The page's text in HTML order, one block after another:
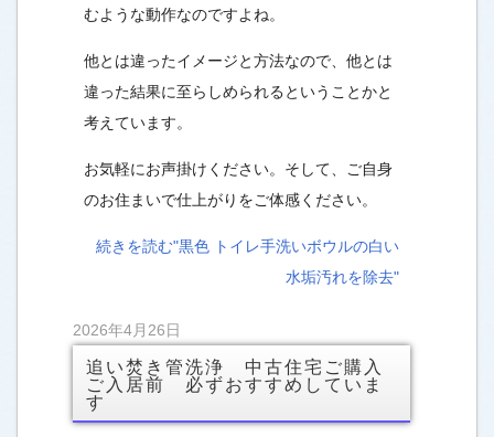
むような動作なのですよね。
他とは違ったイメージと方法なので、他とは
違った結果に至らしめられるということかと
考えています。
お気軽にお声掛けください。そして、ご自身
のお住まいで仕上がりをご体感ください。
続きを読む"黒色 トイレ手洗いボウルの白い
水垢汚れを除去"
2026年4月26日
追い焚き管洗浄 中古住宅ご購入
ご入居前 必ずおすすめしていま
す